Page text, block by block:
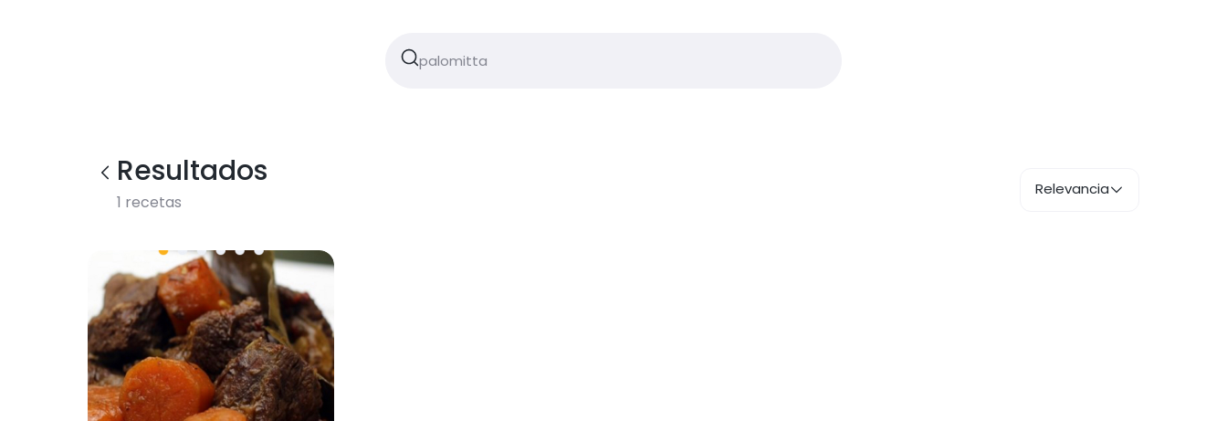
Resultados
1 recetas
Relevancia